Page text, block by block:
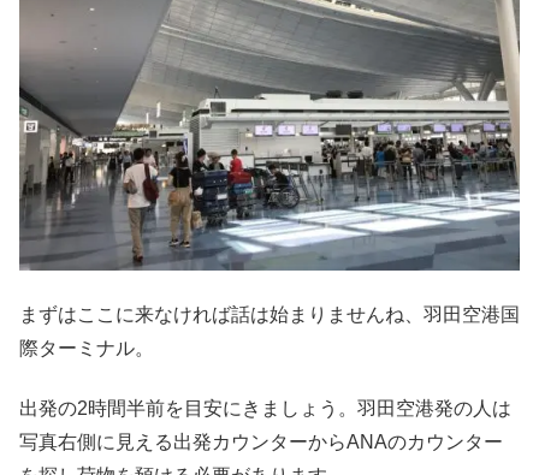
まずはここに来なければ話は始まりませんね、羽田空港国
際ターミナル。
出発の2時間半前を目安にきましょう。羽田空港発の人は
写真右側に見える出発カウンターからANAのカウンター